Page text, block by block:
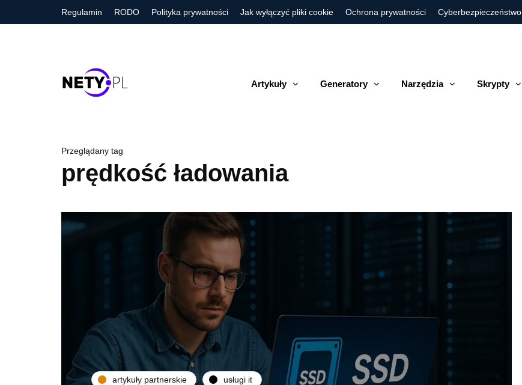
Regulamin RODO Polityka prywatności Jak wyłączyć pliki cookie Ochrona prywatności Cyberbezpieczeństwo
Artykuły Generatory Narzędzia Skrypty
Przeglądany tag
prędkość ładowania
artykuły partnerskie usługi it